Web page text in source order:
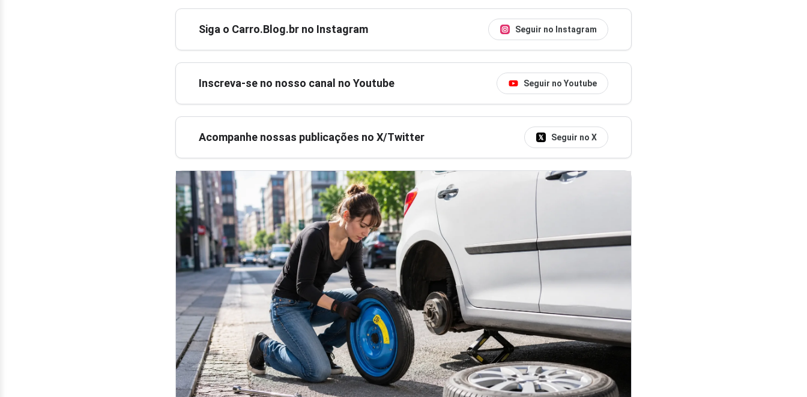
Siga o Carro.Blog.br no Instagram Seguir no Instagram
Inscreva-se no nosso canal no Youtube Seguir no Youtube
Acompanhe nossas publicações no X/Twitter Seguir no X